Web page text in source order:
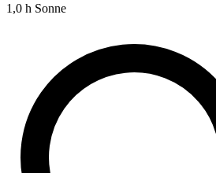
1,0 h Sonne